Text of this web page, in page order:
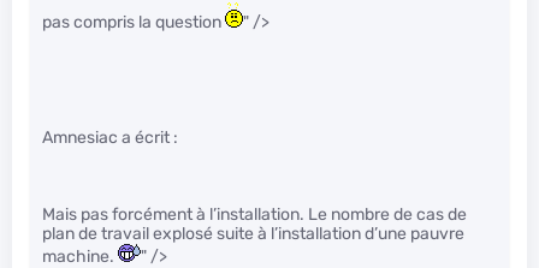
pas compris la question " />
Amnesiac a écrit :
Mais pas forcément à l’installation. Le nombre de cas de
plan de travail explosé suite à l’installation d’une pauvre
machine.
" />